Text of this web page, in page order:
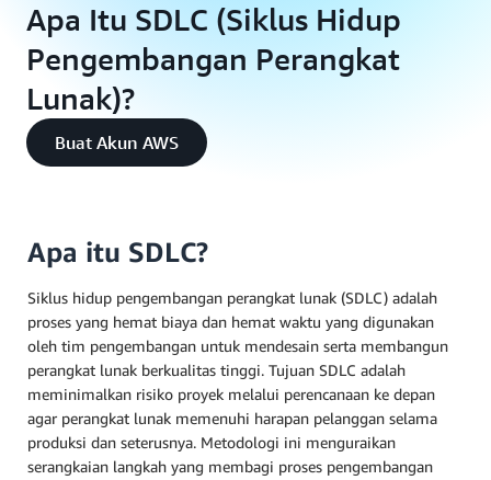
Apa Itu SDLC (Siklus Hidup
Pengembangan Perangkat
Lunak)?
Buat Akun AWS
Apa itu SDLC?
Siklus hidup pengembangan perangkat lunak (SDLC) adalah
proses yang hemat biaya dan hemat waktu yang digunakan
oleh tim pengembangan untuk mendesain serta membangun
perangkat lunak berkualitas tinggi. Tujuan SDLC adalah
meminimalkan risiko proyek melalui perencanaan ke depan
agar perangkat lunak memenuhi harapan pelanggan selama
produksi dan seterusnya. Metodologi ini menguraikan
serangkaian langkah yang membagi proses pengembangan